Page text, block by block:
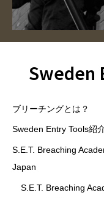
Sweden
ブリーチングとは？
Sweden Entry Tools紹
S.E.T. Breaching
Japan
S.E.T. Breaching